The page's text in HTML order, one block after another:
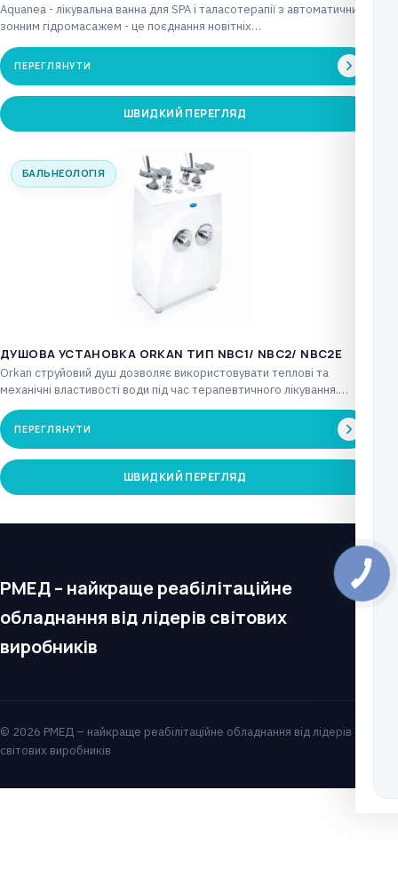
Aquanea - лікувальна ванна для SPA і таласотерапії з автоматичним
зонним гідромасажем - це поєднання новітніх…
ПЕРЕГЛЯНУТИ
ШВИДКИЙ ПЕРЕГЛЯД
БАЛЬНЕОЛОГІЯ
ДУШОВА УСТАНОВКА ORKAN ТИП NBC1/ NBC2/ NBC2Е
Orkan струйовий душ дозволяє використовувати теплові та
механічні властивості води під час терапевтичного лікування.
Через інтенсивну…
ПЕРЕГЛЯНУТИ
ШВИДКИЙ ПЕРЕГЛЯД
РМЕД – найкраще реабілітаційне
обладнання від лідерів світових
виробників
© 2026 РМЕД – найкраще реабілітаційне обладнання від лідерів
світових виробників